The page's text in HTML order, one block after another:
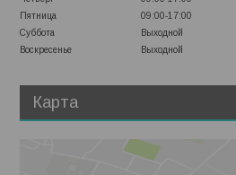
Пятница
09:00-17:00
Суббота
Выходной
Воскресенье
Выходной
Карта